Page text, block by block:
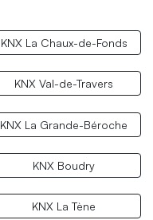
KNX La Chaux-de-Fonds
KNX Val-de-Travers
KNX La Grande-Béroche
KNX Boudry
KNX La Tène